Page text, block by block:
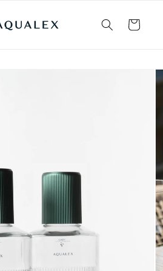
Carrello